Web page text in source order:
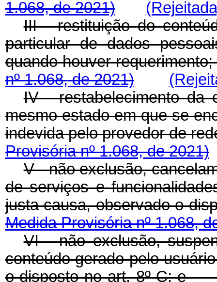
1.068, de 2021)
III - restituição do
particular de dados
quando houver
nº 1.068,de 2021)
IV - restabelecimento da
mesmo estado em que se
indevida pelo provedor de
Provisória nº 1.068, de 2021)
V - não exclusão,
de serviços e
justa causa, observado o
Medida Provisória nº 1.068,
VI - não exclusão,
conteúdo gerado pelo
o disposto no art. 8º-C;